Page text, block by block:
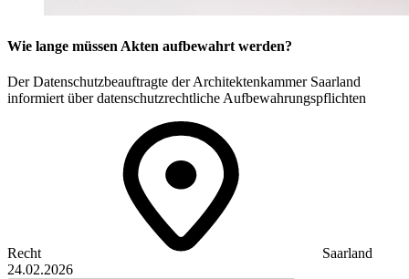
Wie lange müssen Akten aufbewahrt werden?
Der Datenschutzbeauftragte der Architektenkammer Saarland
informiert über datenschutzrechtliche Aufbewahrungspflichten
Recht
Saarland
24.02.2026